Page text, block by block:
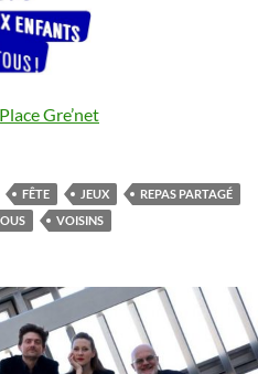
Gre’net
FÊTE JEUX
REPAS PARTAGÉ
VOISINS